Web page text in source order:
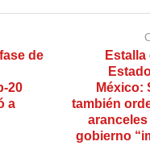
de
20
a
México:
también
gobierno